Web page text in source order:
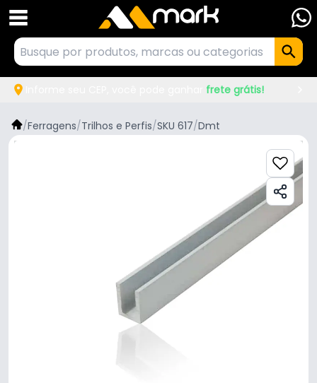
frete grátis!
/Ferragens/Trilhos e Perfis/SKU 617/Dmt